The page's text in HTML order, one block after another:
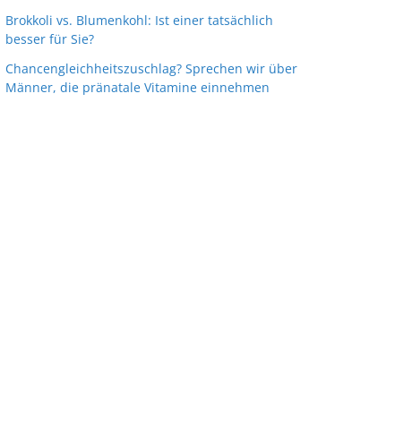
Brokkoli vs. Blumenkohl: Ist einer tatsächlich
besser für Sie?
Chancengleichheitszuschlag? Sprechen wir über
Männer, die pränatale Vitamine einnehmen